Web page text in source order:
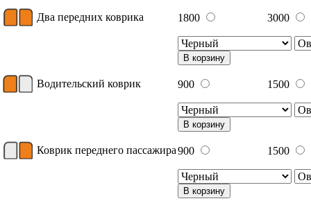
Два передних коврика 1800 3000
В корзину
Водительский коврик 900 1500
В корзину
Коврик переднего пассажира900 1500
В корзину